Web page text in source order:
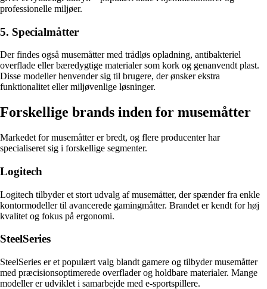
professionelle miljøer.
5. Specialmåtter
Der findes også musemåtter med trådløs opladning, antibakteriel
overflade eller bæredygtige materialer som kork og genanvendt plast.
Disse modeller henvender sig til brugere, der ønsker ekstra
funktionalitet eller miljøvenlige løsninger.
Forskellige brands inden for musemåtter
Markedet for musemåtter er bredt, og flere producenter har
specialiseret sig i forskellige segmenter.
Logitech
Logitech tilbyder et stort udvalg af musemåtter, der spænder fra enkle
kontormodeller til avancerede gamingmåtter. Brandet er kendt for høj
kvalitet og fokus på ergonomi.
SteelSeries
SteelSeries er et populært valg blandt gamere og tilbyder musemåtter
med præcisionsoptimerede overflader og holdbare materialer. Mange
modeller er udviklet i samarbejde med e-sportspillere.